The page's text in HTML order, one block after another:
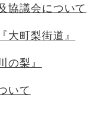
協議会について
大町梨街道』
の梨』
いて